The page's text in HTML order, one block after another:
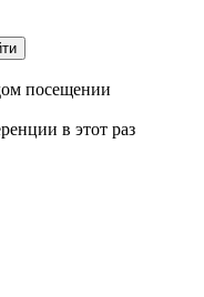
посещении
в этот раз